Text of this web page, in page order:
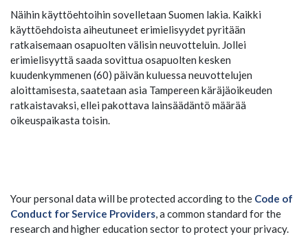
Näihin käyttöehtoihin sovelletaan Suomen lakia. Kaikki
käyttöehdoista aiheutuneet erimielisyydet pyritään
ratkaisemaan osapuolten välisin neuvotteluin. Jollei
erimielisyyttä saada sovittua osapuolten kesken
kuudenkymmenen (60) päivän kuluessa neuvottelujen
aloittamisesta, saatetaan asia Tampereen käräjäoikeuden
ratkaistavaksi, ellei pakottava lainsäädäntö määrää
oikeuspaikasta toisin.
Your personal data will be protected according to the Code of
Conduct for Service Providers, a common standard for the
research and higher education sector to protect your privacy.